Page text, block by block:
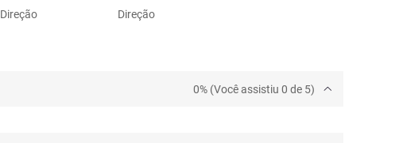
Direção
Direção
0% (Você assistiu 0 de 5)